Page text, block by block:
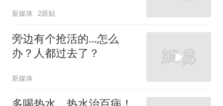
新媒体 2跟贴
旁边有个抢活的…怎么
办？人都过去了？
新媒体
多喝热水，热水治百病！